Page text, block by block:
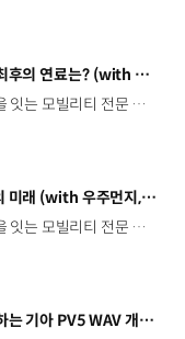
미래 모빌리티를 움직일 최후의 연료는? (with 우주먼지, 항성) | 현대진행형 팟캐스트 EP. 21
세상을 바꿀 기술과 사람을 잇는 모빌리티 전문 팟캐스트, 현대진행형. 🔊 과학커뮤니케이터 이독실, 여도은 앵커,그리고 천문학자 우주먼지, 과학커뮤니케이터 항성과 함께했습니다. 휘발유부터 전기차, 수소전기차, 하이브리드까지미래 모빌리티를 움직일 연료는 무엇일까요? 스물한 번째 에피소드에서는 자동차의 '연료'를 주제로다양한 에너지가 만들어갈 미래 모빌리티 라이프스타일을 이야기합니다. 연료가 바뀌면 자동차도, 우리의 이동 방식도 달라지지 않을까요?현대진행형 21편에서 확인해 보세요. 현대진행형 팟빵▶ 현대진행형 애플 팟캐스트▶현대진행형 스포티파이▶ 00:00 하이라이트00:21 인트로 / 자기소개00:58 자동차의 성격, 무엇으로 결정될까?03:38 연료란, 자동차의 성격을 결정하는 DNA04:24 휘발유는 어떻게 연료 경쟁에서 살아남았을까06:09 휘발유의 과거와 현재, 유연휘발유 속 납성분07:02 지구를 납으로 오염시키던 유연휘발유가 사라진 이유08:47 달리는 전자제품이 된 자동차, SDV 시대로의 전환09:46 '기계공학' 시스템에서 '소프트웨어'로 변화하는 모빌리티11:18 친환경차 시대가 오기까지의 기술적 과제11:43 전기차 배터리가 풀어야 할 숙제12:25 배터리를 관리하는 BMS 기술13:51 수소전기차, 인프라가 먼저일까 수요가 먼저일까?14:23 수소가 청정 연료로 주목받는 이유15:08 우주에서 가장 흔한 원소, 수소 생산과 운송의 현실적인 과제16:49 수소가 필요한 모빌리티는 따로 있다18:21 하이브리드가 대세인 시대, 그 이유는? 19:26 하이브리드는 연료 과도기를 견디게 해주는 기술21:44 전기·수소·하이브리드를 함께 준비하는 멀티 파워트레인 전략이란?23:30 클로징 *본 영상에 포함된 참여자의 의견은 현대자동차그룹의 공식 입장과 다를 수 있습니다. #현대자동차그룹 #현대진행형 #모빌리티팟캐스트 #전기차 #수소전기차 #연료 #에너지 #미래모빌리티 #모빌리티 #팟캐스트
하늘길과 우주 모빌리티의 미래 (with 우주먼지, 항성) | 현대진행형 팟캐스트 EP. 20
세상을 바꿀 기술과 사람을 잇는 모빌리티 전문 팟캐스트, 현대진행형. 🔊 과학커뮤니케이터 이독실, 여도은 앵커,그리고 천문학자 우주먼지, 과학커뮤니케이터 항성과 함께했습니다. 우주정거장을 거쳐 뉴욕으로 향하는 미래를 상상해본 적 있나요?스무 번째 에피소드에서는 하늘 위 교통 체계와 이동 수단의 모습,그리고 지상을 넘어 우주로 확장되는 모빌리티의 가능성까지 살펴봅니다. 하늘길이 열리면 우리의 일상은 어떻게 달라질지,현대진행형 20편에서 확인해 보세요. 현대진행형 팟빵▶현대진행형 애플 팟캐스트▶현대진행형 스포티파이▶ 00:00 하이라이트00:24 인트로 / 자기소개00:47 하늘길의 교통은 어떻게 다를까02:33 하늘의 교통 관제 시스템03:10 하늘을 나는 자동차의 모습은?05:10 미래 하늘길의 동력원과 연료06:42 휘발유 대신 항공유가 쓰일 가능성07:18 자동차에서 모빌리티로의 변화08:13 하늘길 시대의 도로와 도시10:02 우주 모빌리티는 어디까지 가능할까12:18 우주를 경험하는 미래12:57 우주로 확장되는 모빌리티13:30 하늘과 우주에서 좋은 차의 기준은?14:54 우주 관광은 누구나 가능할까16:35 현대로템과 한국 우주 산업의 미래18:37 미래 모빌리티가 바꿀 우리의 일상 *본 영상에 포함된 참여자의 의견은 현대자동차그룹의 공식 입장과 다를 수 있습니다. #현대자동차그룹 #현대진행형 #모빌리티팟캐스트 #UAM #스카이모빌리티 #하늘길 #자율주행 #우주 #우주항공 #모빌리티 #팟캐스트
무한한 이동 경험을 설계하는 기아 PV5 WAV 개발 스토리 | The Moving Room